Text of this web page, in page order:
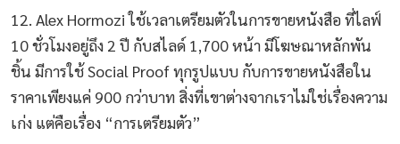
12. Alex Hormozi ใช้เวลาเตรียมตัวในการขายหนังสือ ที่ไลฟ์
10 ชั่วโมงอยู่ถึง 2 ปี กับสไลด์ 1,700 หน้า มีโฆษณาหลักพัน
ชิ้น มีการใช้ Social Proof ทุกรูปแบบ กับการขายหนังสือใน
ราคาเพียงแค่ 900 กว่าบาท สิ่งที่เขาต่างจากเราไม่ใช่เรื่องความ
เก่ง แต่คือเรื่อง “การเตรียมตัว”